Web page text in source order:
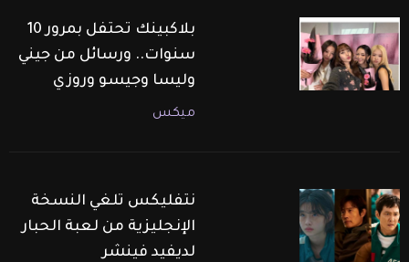
بلاكبينك تحتفل بمرور 10
سنوات.. ورسائل من جيني
وليسا وجيسو وروزي
ميكس
نتفليكس تلغي النسخة
الإنجليزية من لعبة الحبار
لديفيد فينشر